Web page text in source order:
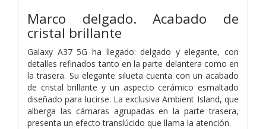
Marco delgado. Acabado de
cristal brillante
Galaxy A37 5G ha llegado: delgado y elegante, con
detalles refinados tanto en la parte delantera como en
la trasera. Su elegante silueta cuenta con un acabado
de cristal brillante y un aspecto cerámico esmaltado
diseñado para lucirse. La exclusiva Ambient Island, que
alberga las cámaras agrupadas en la parte trasera,
presenta un efecto translúcido que llama la atención.